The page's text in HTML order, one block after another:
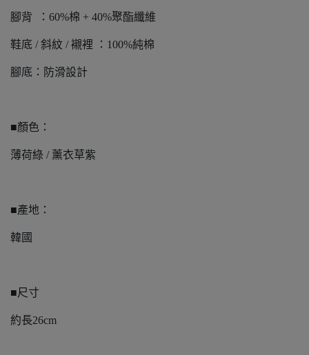
腳背 ：60%棉 + 40%聚酯纖維
鞋底 / 斜紋 / 襯裡 ：100%純棉
腳底：防滑設計
■顏色：
薄荷綠 / 薰衣草紫
■產地：
韓國
■尺寸
約長26cm